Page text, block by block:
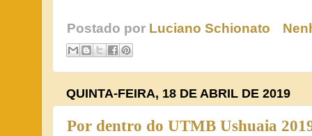
Postado por Luciano Schionato
QUINTA-FEIRA, 18 DE ABRIL DE 2019
Por dentro do UTMB Ushuaia